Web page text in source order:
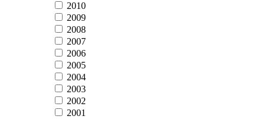
2010
2009
2008
2007
2006
2005
2004
2003
2002
2001